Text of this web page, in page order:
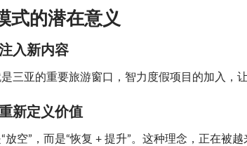
式的潜在意义
入新内容
三亚的重要旅游窗口，智力度假项目的加入，
新定义价值
放空”，而是“恢复 + 提升”。这种理念，正在被越